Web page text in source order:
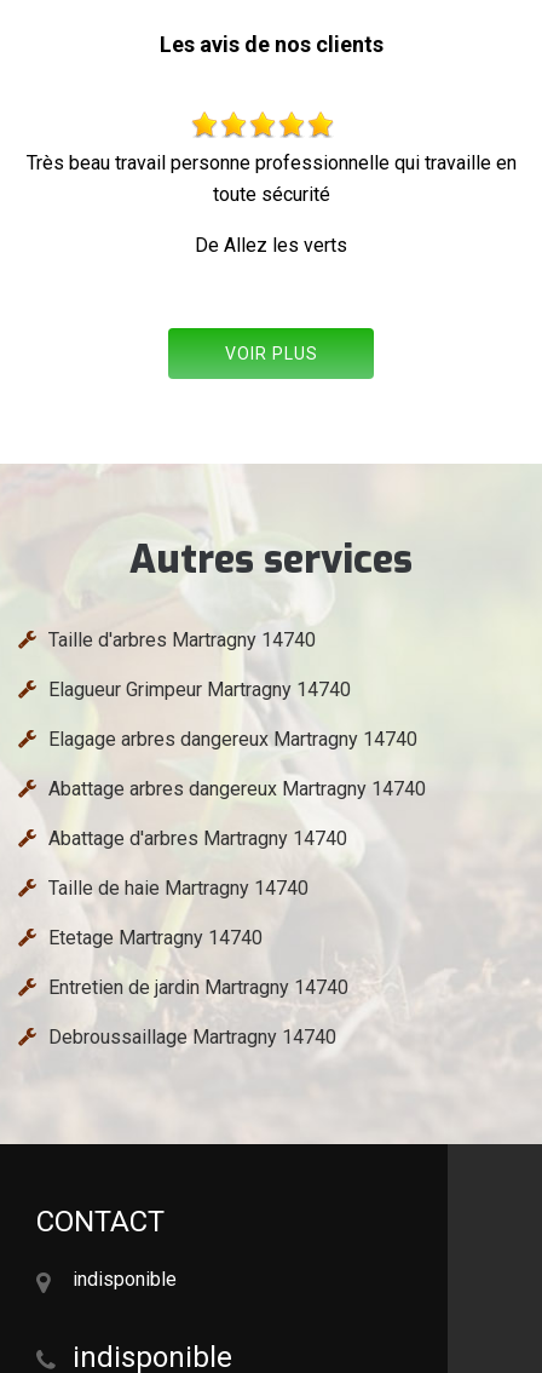
Les avis de nos clients
personne professionnelle qui travaille en
De Allez les verts
VOIR PLUS
Autres services
Taille d'arbres Martragny 14740
Elagueur Grimpeur Martragny 14740
Elagage arbres dangereux Martragny 14740
Abattage arbres dangereux Martragny 14740
Abattage d'arbres Martragny 14740
Taille de haie Martragny 14740
Etetage Martragny 14740
Entretien de jardin Martragny 14740
Debroussaillage Martragny 14740
CONTACT
indisponible
indisponible